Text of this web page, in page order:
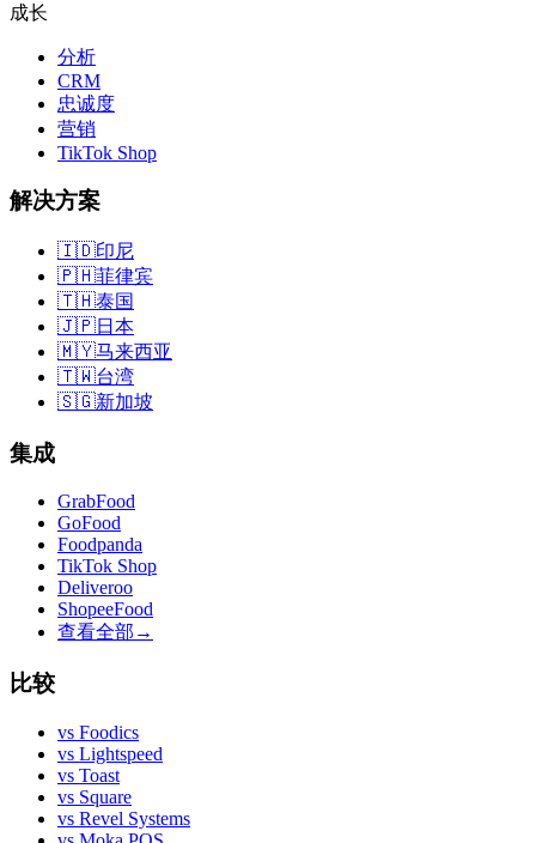
成长
分析
CRM
忠诚度
营销
TikTok Shop
解决方案
🇮🇩印尼
🇵🇭菲律宾
🇹🇭泰国
🇯🇵日本
🇲🇾马来西亚
🇹🇼台湾
🇸🇬新加坡
集成
GrabFood
GoFood
Foodpanda
TikTok Shop
Deliveroo
ShopeeFood
查看全部 →
比较
vs Foodics
vs Lightspeed
vs Toast
vs Square
vs Revel Systems